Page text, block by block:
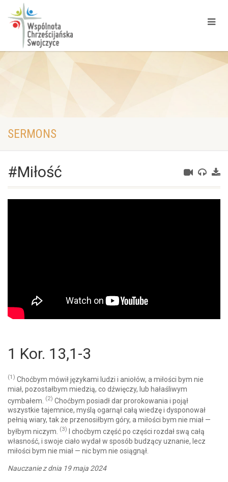
SERMONS
#Miłość
1 Kor. 13,1-3
(1) Choćbym mówił językami ludzi i aniołów, a miłości bym nie
miał, pozostałbym miedzią, co dźwięczy, lub hałaśliwym
cymbałem. (2) Choćbym posiadł dar prorokowania i pojął
wszystkie tajemnice, myślą ogarnął całą wiedzę i dysponował
pełnią wiary, tak że przenosiłbym góry, a miłości bym nie miał —
byłbym niczym. (3)
I choćbym część po części rozdał swą całą
własność, i swoje ciało wydał w sposób budzący uznanie, lecz
miłości bym nie miał — nic bym nie osiągnął.
Nauczanie z dnia 19 maja 2024